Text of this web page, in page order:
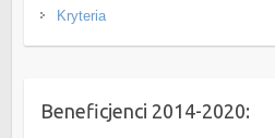
Kryteria
Beneficjenci 2014-2020: